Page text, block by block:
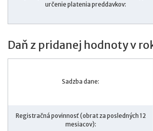
určenie platenia preddavkov:
Daň z pridanej hodnoty v
Sadzba dane:
Registračná povinnosť (obrat za posledných 12
mesiacov):